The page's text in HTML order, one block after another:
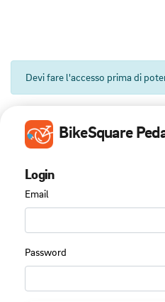
Devi fare l'accesso prima di
BikeSquare
Login
Email
Password